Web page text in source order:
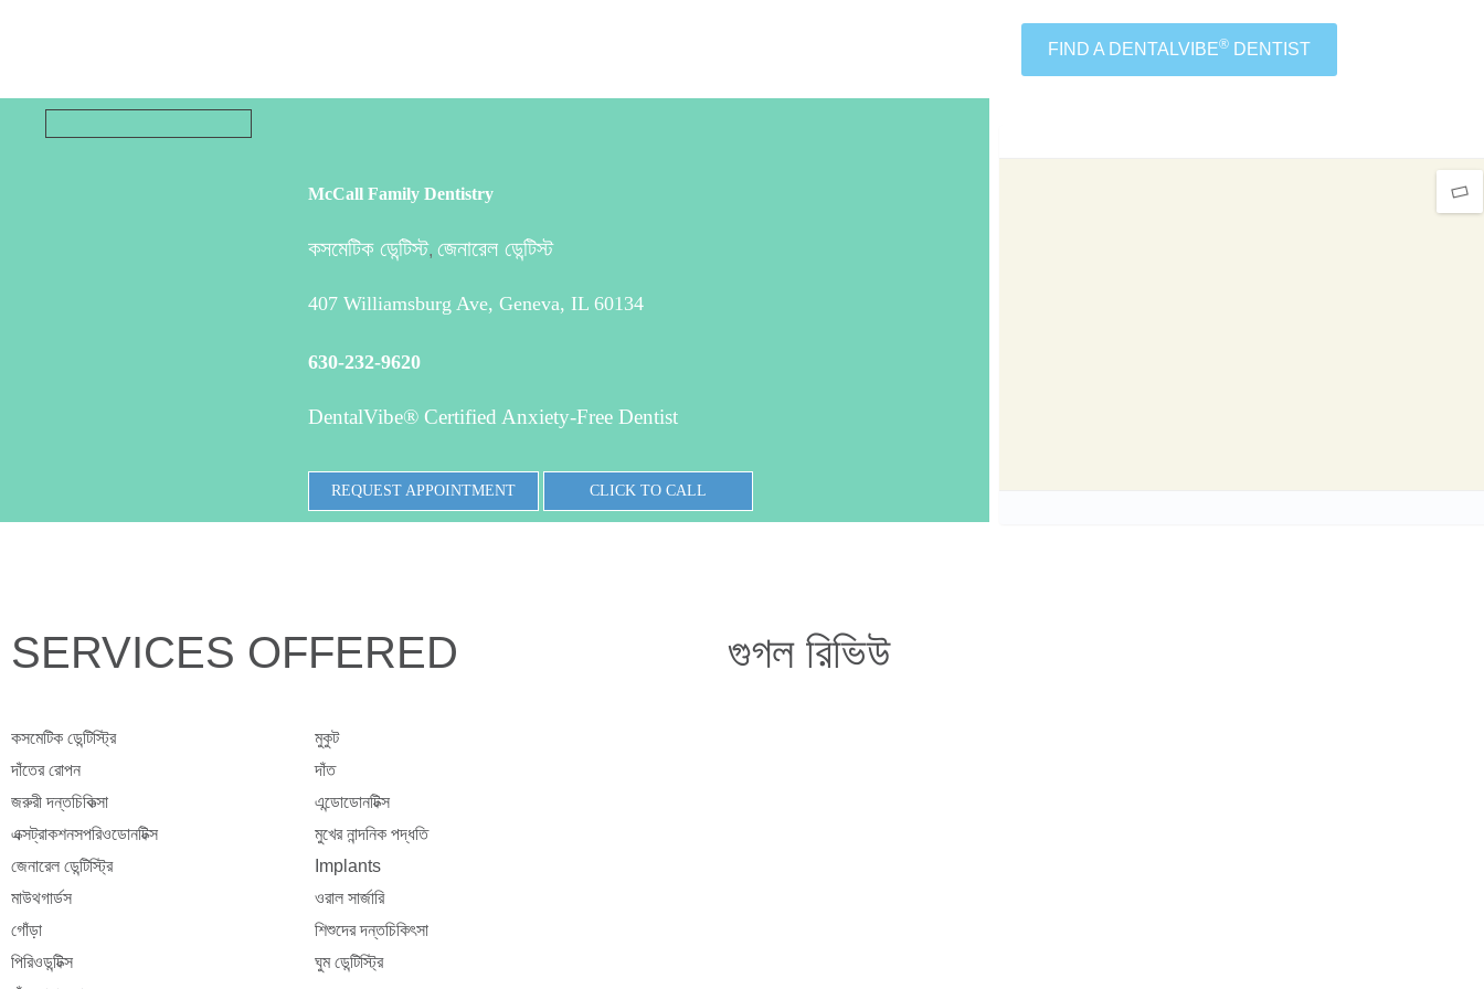
FIND A DENTALVIBE®DENTIST
McCall Family Dentistry
কসমেটিক ডেন্টিস্ট, জেনারেল ডেন্টিস্ট
407 Williamsburg Ave, Geneva, IL 60134
630-232-9620
DentalVibe® Certified Anxiety-Free Dentist
REQUEST APPOINTMENT CLICK TO CALL
SERVICES OFFERED
কসমেটিক ডেন্টিস্ট্রি
মুকুট
দাঁতের রোপন
দাঁত
জরুরী দন্তচিকিত্সা
এন্ডোডোনটিক্স
এক্সট্রাকশনসপরিওডোনটিক্স
মুখের নান্দনিক পদ্ধতি
জেনারেল ডেন্টিস্ট্রি
Implants
মাউথগার্ডস
ওরাল সার্জারি
গোঁড়া
শিশুদের দন্তচিকিৎসা
পিরিওডন্টিক্স
ঘুম ডেন্টিস্ট্রি
গুগল রিভিউ